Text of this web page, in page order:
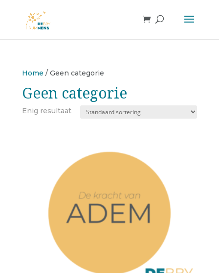
Home / Geen categorie
Geen categorie
Enig resultaat